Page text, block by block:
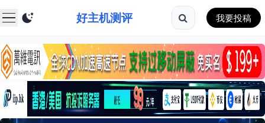
好主机测评 我要投稿